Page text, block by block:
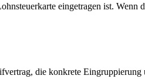
eingetragen ist.
die konkrete